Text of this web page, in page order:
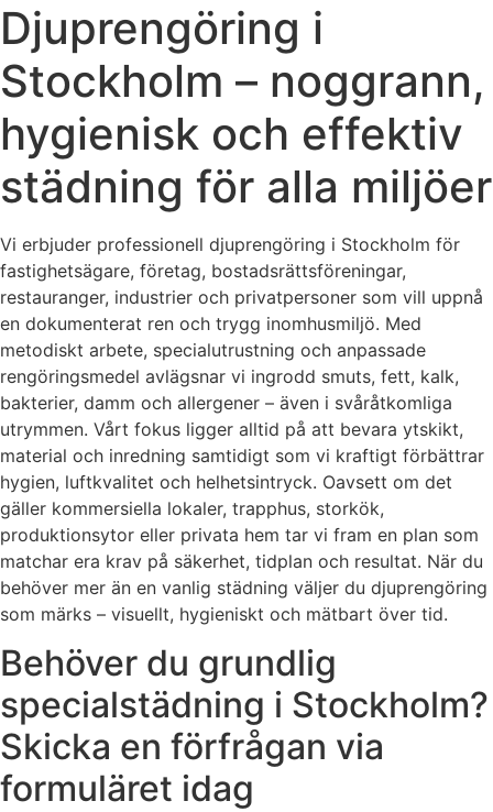
Djuprengöring i
Stockholm – noggrann,
hygienisk och effektiv
städning för alla miljöer
Vi erbjuder professionell djuprengöring i Stockholm för
fastighetsägare, företag, bostadsrättsföreningar,
restauranger, industrier och privatpersoner som vill uppnå
en dokumenterat ren och trygg inomhusmiljö. Med
metodiskt arbete, specialutrustning och anpassade
rengöringsmedel avlägsnar vi ingrodd smuts, fett, kalk,
bakterier, damm och allergener – även i svåråtkomliga
utrymmen. Vårt fokus ligger alltid på att bevara ytskikt,
material och inredning samtidigt som vi kraftigt förbättrar
hygien, luftkvalitet och helhetsintryck. Oavsett om det
gäller kommersiella lokaler, trapphus, storkök,
produktionsytor eller privata hem tar vi fram en plan som
matchar era krav på säkerhet, tidplan och resultat. När du
behöver mer än en vanlig städning väljer du djuprengöring
som märks – visuellt, hygieniskt och mätbart över tid.
Behöver du grundlig
specialstädning i Stockholm?
Skicka en förfrågan via
formuläret idag